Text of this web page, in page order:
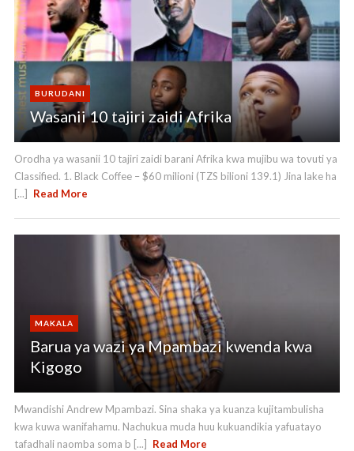
BURUDANI
Wasanii 10 tajiri zaidi Afrika
Orodha ya wasanii 10 tajiri zaidi barani Afrika kwa mujibu wa tovuti ya
Classified. 1. Black Coffee – $60 milioni (TZS bilioni 139.1) Jina lake ha
[...]
Read More
MAKALA
Barua ya wazi ya Mpambazi kwenda kwa
Kigogo
Mwandishi Andrew Mpambazi. Sina shaka ya kuanza kujitambulisha
kwa kuwa wanifahamu. Nachukua muda huu kukuandikia yafuatayo
tafadhali naomba soma b [...]
Read More